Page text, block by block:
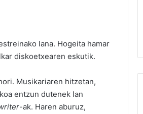
lana. Hogeita hamar
diskoetxearen eskutik.
Musikariaren hitzetan,
entzun dutenek lan
-ak. Haren aburuz,